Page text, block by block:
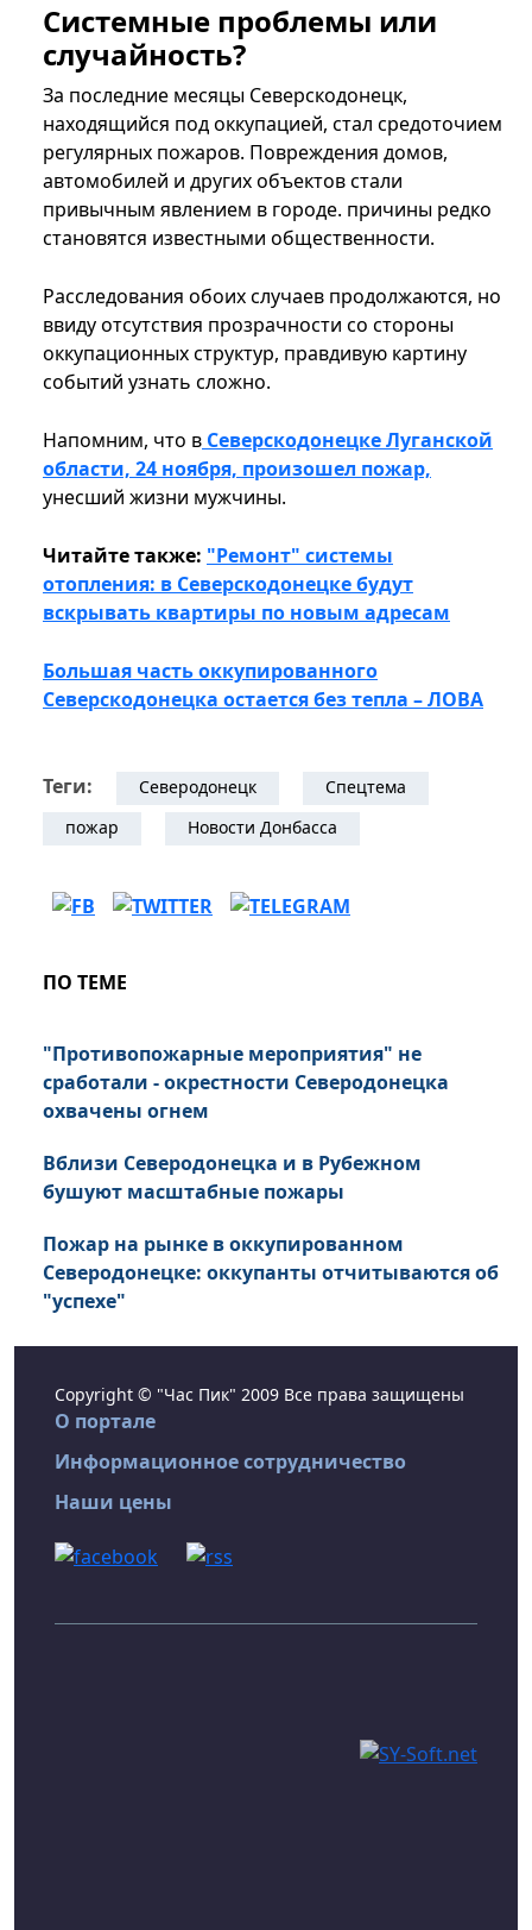
Системные проблемы или
случайность?
За последние месяцы Северскодонецк,
находящийся под оккупацией, стал средоточием
регулярных пожаров. Повреждения домов,
автомобилей и других объектов стали
привычным явлением в городе. причины редко
становятся известными общественности.
Расследования обоих случаев продолжаются, но
ввиду отсутствия прозрачности со стороны
оккупационных структур, правдивую картину
событий узнать сложно.
Напомним, что в Северскодонецке Луганской
области, 24 ноября, произошел пожар,
унесший жизни мужчины.
Читайте также: "Ремонт" системы
отопления: в Северскодонецке будут
вскрывать квартиры по новым адресам
Большая часть оккупированного
Северскодонецка остается без тепла – ЛОВА
Теги: Северодонецк
Спецтема
пожар
Новости Донбасса
ПО ТЕМЕ
"Противопожарные мероприятия" не
сработали - окрестности Северодонецка
охвачены огнем
Вблизи Северодонецка и в Рубежном
бушуют масштабные пожары
Пожар на рынке в оккупированном
Северодонецке: оккупанты отчитываются об
"успехе"
Copyright © "Час Пик" 2009 Все права защищены
О портале
Информационное сотрудничество
Наши цены